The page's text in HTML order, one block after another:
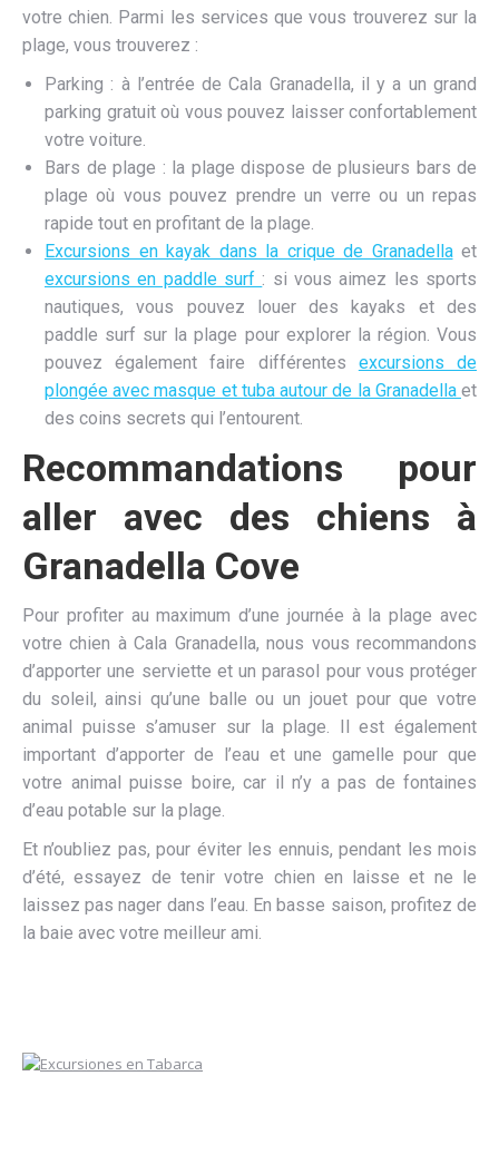
votre chien. Parmi les services que vous trouverez sur la
plage, vous trouverez :
Parking : à l’entrée de Cala Granadella, il y a un grand
parking gratuit où vous pouvez laisser confortablement
votre voiture.
Bars de plage : la plage dispose de plusieurs bars de
plage où vous pouvez prendre un verre ou un repas
rapide tout en profitant de la plage.
Excursions en kayak dans la crique de Granadellaet
excursions en paddle surf : si vous aimez les sports
nautiques, vous pouvez louer des kayaks et des
paddle surf sur la plage pour explorer la région. Vous
pouvez également faire différentes excursions de
plongée avec masque et tuba autour de la Granadella et
des coins secrets qui l’entourent.
Recommandations pour
aller avec des chiens à
Granadella Cove
Pour profiter au maximum d’une journée à la plage avec
votre chien à Cala Granadella, nous vous recommandons
d’apporter une serviette et un parasol pour vous protéger
du soleil, ainsi qu’une balle ou un jouet pour que votre
animal puisse s’amuser sur la plage. Il est également
important d’apporter de l’eau et une gamelle pour que
votre animal puisse boire, car il n’y a pas de fontaines
d’eau potable sur la plage.
Et n’oubliez pas, pour éviter les ennuis, pendant les mois
d’été, essayez de tenir votre chien en laisse et ne le
laissez pas nager dans l’eau. En basse saison, profitez de
la baie avec votre meilleur ami.